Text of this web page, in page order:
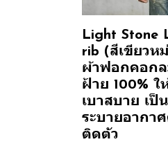
Light Stone
rib (สีเขียวห
ผ้าฟอกคอก
ฝ้าย 100%
เบาสบาย เป็
ระบายอากา
ติดตัว